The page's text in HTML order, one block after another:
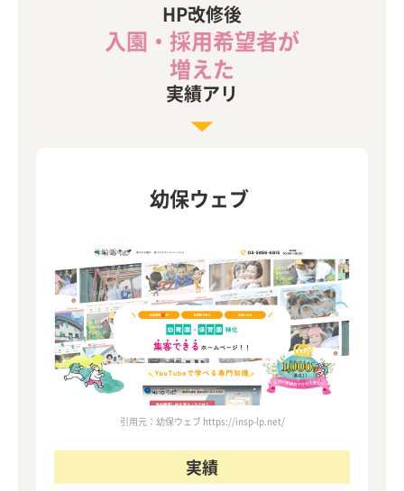
HP改修後
入園・採用希望者が
増えた
実績アリ
幼保ウェブ
引用元：幼保ウェブ https://insp-lp.net/
実績